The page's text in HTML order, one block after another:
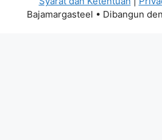
Bajamargasteel • Dibangun